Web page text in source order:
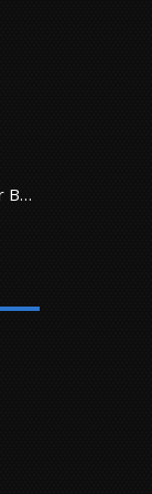
The Thread Never Burned